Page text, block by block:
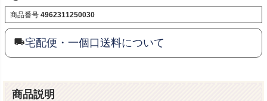
商品番号 4962311250030
宅配便・一個口送料について
商品説明